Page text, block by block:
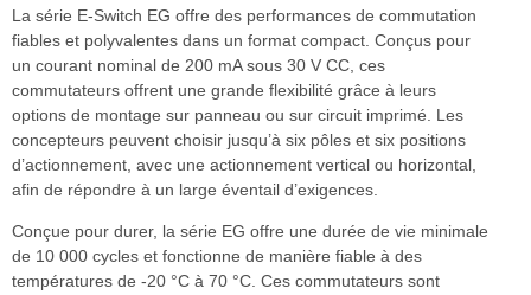
La série E-Switch EG offre des performances de commutation
fiables et polyvalentes dans un format compact. Conçus pour
un courant nominal de 200 mA sous 30 V CC, ces
commutateurs offrent une grande flexibilité grâce à leurs
options de montage sur panneau ou sur circuit imprimé. Les
concepteurs peuvent choisir jusqu’à six pôles et six positions
d’actionnement, avec une actionnement vertical ou horizontal,
afin de répondre à un large éventail d’exigences.
Conçue pour durer, la série EG offre une durée de vie minimale
de 10 000 cycles et fonctionne de manière fiable à des
températures de -20 °C à 70 °C. Ces commutateurs sont